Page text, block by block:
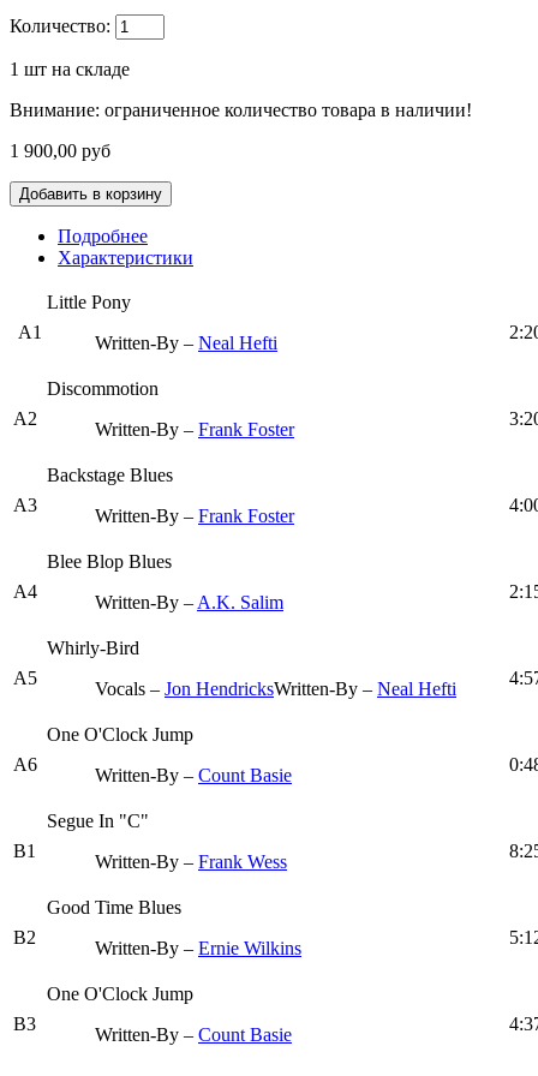
Количество:
1 шт на складе
Внимание: ограниченное количество товара в наличии!
1 900,00 руб
Подробнее
Характеристики
A1
Little Pony
Written-By – Neal Hefti
A2
Discommotion
Written-By – Frank Foster
A3
Backstage Blues
Written-By – Frank Foster
A4
Blee Blop Blues
Written-By – A.K. Salim
A5
Whirly-Bird
Vocals – Jon HendricksWritten-By – Neal Hefti
A6
One O'Clock Jump
Written-By – Count Basie
B1
Segue In "C"
Written-By – Frank Wess
B2
Good Time Blues
Written-By – Ernie Wilkins
B3
One O'Clock Jump
Written-By – Count Basie